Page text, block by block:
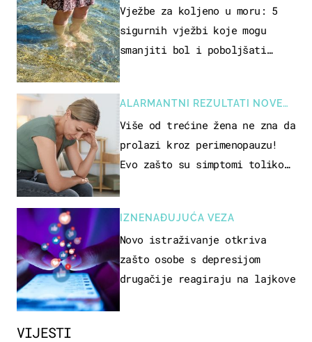
VIJESTI
REKREACIJE
Vježbe za koljeno u moru: 5
sigurnih vježbi koje mogu
smanjiti bol i poboljšati
ALARMANTNI REZULTATI NOVE
STUDIJE
Više od trećine žena ne zna da
prolazi kroz perimenopauzu!
Evo zašto su simptomi toliko
IZNENAĐUJUĆA VEZA
Novo istraživanje otkriva
zašto osobe s depresijom
drugačije reagiraju na lajkove